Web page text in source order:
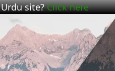
Urdu site?Click here!